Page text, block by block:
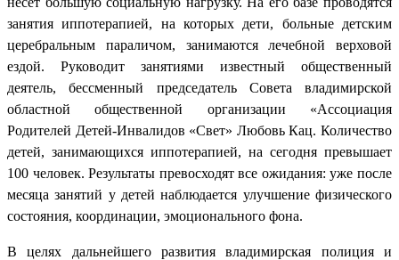
занятия иппотерапией, на которых дети, больные детским
церебральным параличом, занимаются лечебной верховой
ездой. Руководит занятиями известный общественный
деятель, бессменный председатель Совета владимирской
областной общественной организации «Ассоциация
Родителей Детей-Инвалидов «Свет» Любовь Кац. Количество
детей, занимающихся иппотерапией, на сегодня превышает
100 человек. Результаты превосходят все ожидания: уже после
месяца занятий у детей наблюдается улучшение физического
состояния, координации, эмоционального фона.
В целях дальнейшего развития владимирская полиция и